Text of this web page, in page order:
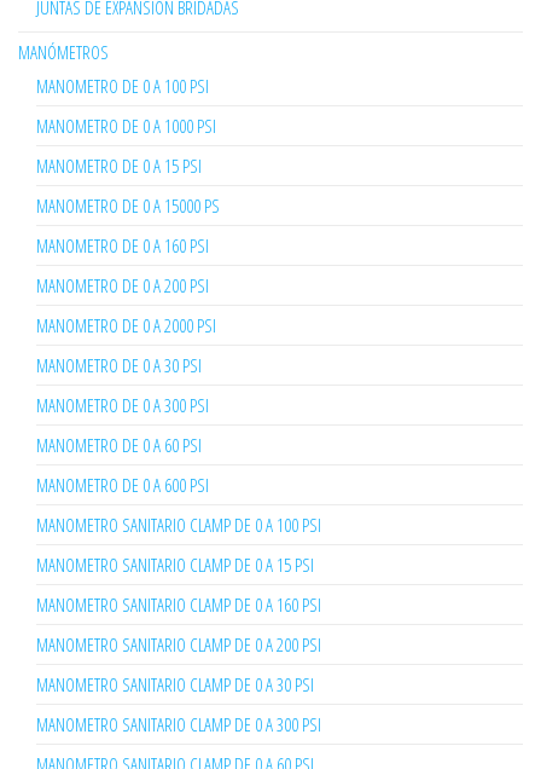
JUNTAS DE EXPANSION BRIDADAS
MANÓMETROS
MANOMETRO DE 0 A 100 PSI
MANOMETRO DE 0 A 1000 PSI
MANOMETRO DE 0 A 15 PSI
MANOMETRO DE 0 A 15000 PS
MANOMETRO DE 0 A 160 PSI
MANOMETRO DE 0 A 200 PSI
MANOMETRO DE 0 A 2000 PSI
MANOMETRO DE 0 A 30 PSI
MANOMETRO DE 0 A 300 PSI
MANOMETRO DE 0 A 60 PSI
MANOMETRO DE 0 A 600 PSI
MANOMETRO SANITARIO CLAMP DE 0 A 100 PSI
MANOMETRO SANITARIO CLAMP DE 0 A 15 PSI
MANOMETRO SANITARIO CLAMP DE 0 A 160 PSI
MANOMETRO SANITARIO CLAMP DE 0 A 200 PSI
MANOMETRO SANITARIO CLAMP DE 0 A 30 PSI
MANOMETRO SANITARIO CLAMP DE 0 A 300 PSI